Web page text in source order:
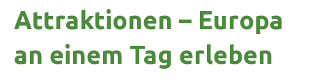
Attraktionen – Europa
an einem Tag erleben